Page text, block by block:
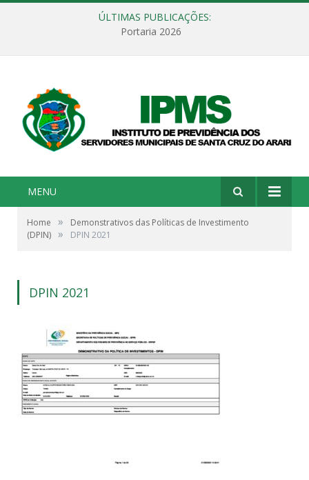
ÚLTIMAS PUBLICAÇÕES:
Portaria 2026
MENU
Home »
Demonstrativos das Políticas de Investimento
(DPIN) » DPIN 2021
DPIN 2021